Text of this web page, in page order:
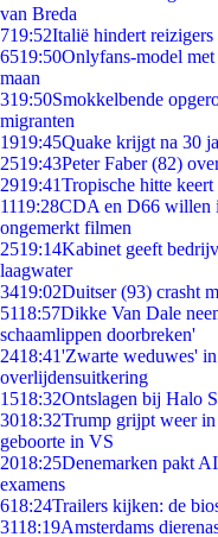
van Breda
719:52Italië hindert
6519:50Onlyfans-model
maan
319:50Smokkelbende
migranten
1919:45Quake krijgt na 30
2519:43Peter Faber (82)
2919:41Tropische hitte
1119:28CDA en D66 willen
ongemerkt filmen
2519:14Kabinet geeft
laagwater
3419:02Duitser (93) crasht
5118:57Dikke Van Dale
schaamlippen doorbreken'
2418:41'Zwarte weduwes'
overlijdensuitkering
1518:32Ontslagen bij Halo
3018:32Trump grijpt weer in
geboorte in VS
2018:25Denemarken pakt
examens
618:24Trailers kijken: de
3118:19Amsterdams